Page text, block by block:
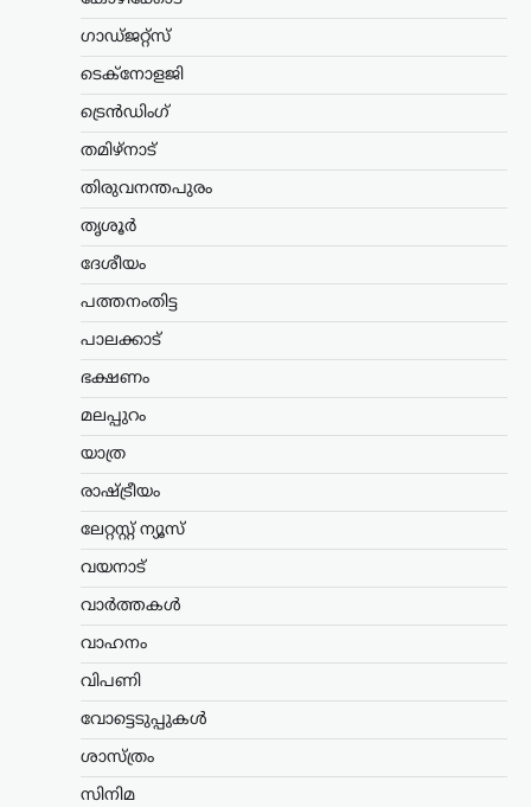
ഗാഡ്ജറ്റ്സ്
ടെക്നോളജി
ട്രെൻഡിംഗ്
തമിഴ്നാട്
തിരുവനന്തപുരം
തൃശൂർ
ദേശീയം
പത്തനംതിട്ട
പാലക്കാട്
ഭക്ഷണം
മലപ്പുറം
യാത്ര
രാഷ്ട്രീയം
ലേറ്റസ്റ്റ് ന്യൂസ്
വയനാട്
വാർത്തകൾ
വാഹനം
വിപണി
വോട്ടെടുപ്പുകൾ
ശാസ്ത്രം
സിനിമ
അയോധ്യ രാമക്ഷേത്രത്തിനായി ലഭിച്ച
3,300 കോടി രൂപയുടെ സംഭാവനകളുടെ
വിനിയോഗത്തിൽ യാതൊരു ക്രമക്കേടും
വ്യക്തമാക്കി. സംഭാവന തുകയുടെ
ഉപയോഗവുമായി ബന്ധപ്പെട്ട് ഉയർന്ന
കേരളം,തിരുവനന്തപുരം,വാർത്തകൾ
അനീതി; ഉത്തരവ്
പിൻവലിക്കണമെന്ന്
ഗുണഭോക്താക്കളുടെ വീടുകളിലെത്തി
പ്രതിപക്ഷ നേതാവ് പിണറായി വിജയൻ.
കേരളം രാജ്യത്തിന് മാതൃകയായി…
ട്രെൻഡിംഗ്
രാഹുൽ ഗാന്ധിയുടെ
വസതിക്ക് മുന്നിൽ
സീറ്റ് വാഗ്ദാനം ചെയ്ത്
പണം തട്ടിയെന്ന്